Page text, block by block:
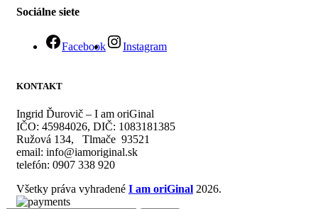
Sociálne siete
Facebook Instagram
KONTAKT
Ingrid Ďurovič – I am oriGinal
IČO: 45984026, DIČ: 1083181385
Ružová 134, Tlmače 93521
email: info@iamoriginal.sk
telefón: 0907 338 920
Všetky práva vyhradené I am oriGinal 2026.